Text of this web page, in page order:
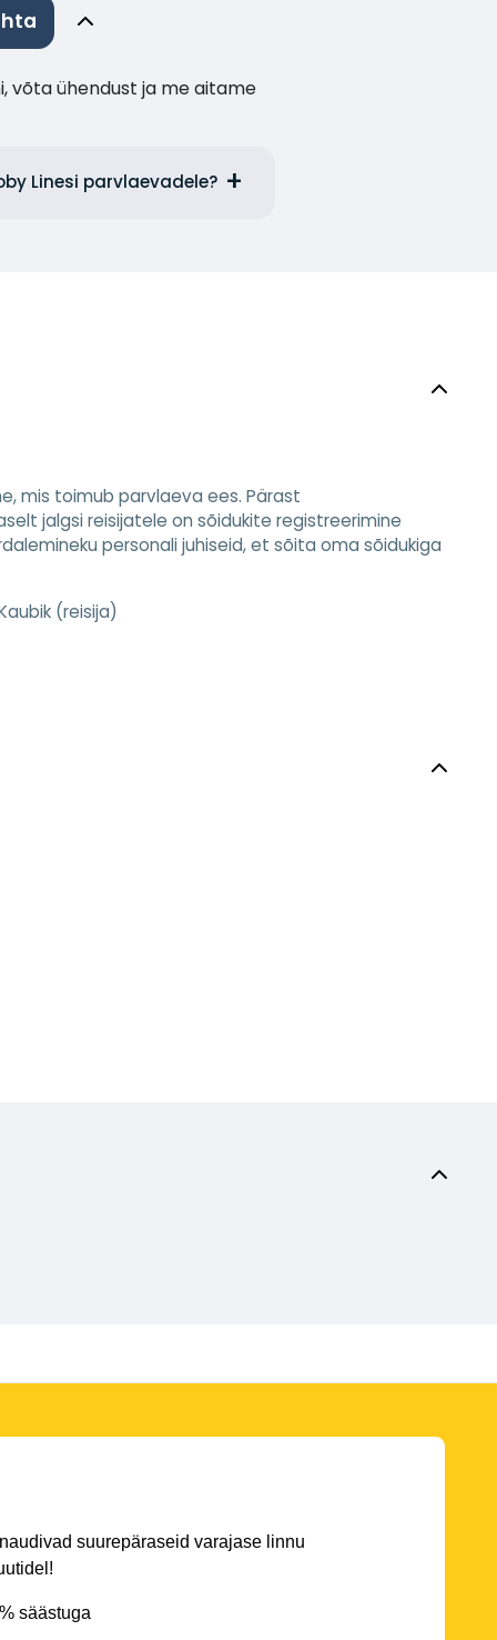
võta ühendust ja me aitame
Linesi parvlaevadele?
mis toimub parvlaeva ees. Pärast
jalgsi reisijatele on sõidukite registreerimine
personali juhiseid, et sõita oma sõidukiga
(reisija)
suurepäraseid varajase linnu
säästuga